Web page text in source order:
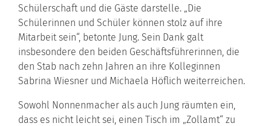
Schülerschaft und die Gäste darstelle. „Die
Schülerinnen und Schüler können stolz auf ihre
Mitarbeit sein“, betonte Jung. Sein Dank galt
insbesondere den beiden Geschäftsführerinnen, die
den Stab nach zehn Jahren an ihre Kolleginnen
Sabrina Wiesner und Michaela Höflich weiterreichen.
Sowohl Nonnenmacher als auch Jung räumten ein,
dass es nicht leicht sei, einen Tisch im „Zollamt“ zu